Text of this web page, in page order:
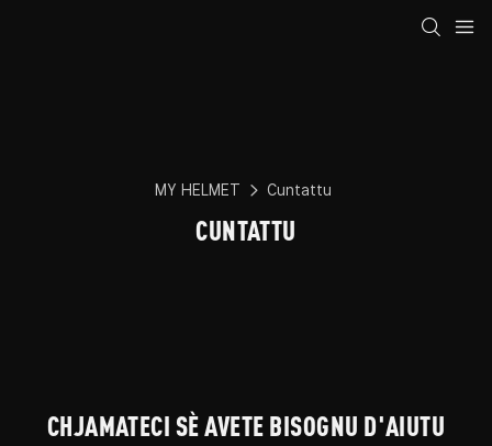
MY HELMET Cuntattu
CUNTATTU
CHJAMATECI SÈ AVETE BISOGNU D'AIUTU